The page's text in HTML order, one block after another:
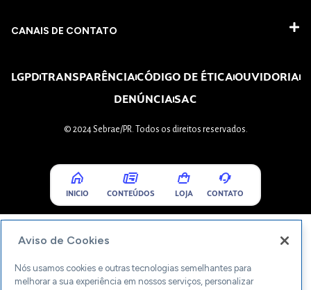
CANAIS DE CONTATO
LGPDTRANSPARÊNCIACÓDIGO DE ÉTICAOUVIDORIA
DENÚNCIASAC
© 2024 Sebrae/PR. Todos os direitos reservados.
INICIO CONTEÚDOS LOJA CONTATO
Aviso de Cookies
Nós usamos cookies e outras tecnologias semelhantes para
melhorar a sua experiência em nossos serviços, personalizar